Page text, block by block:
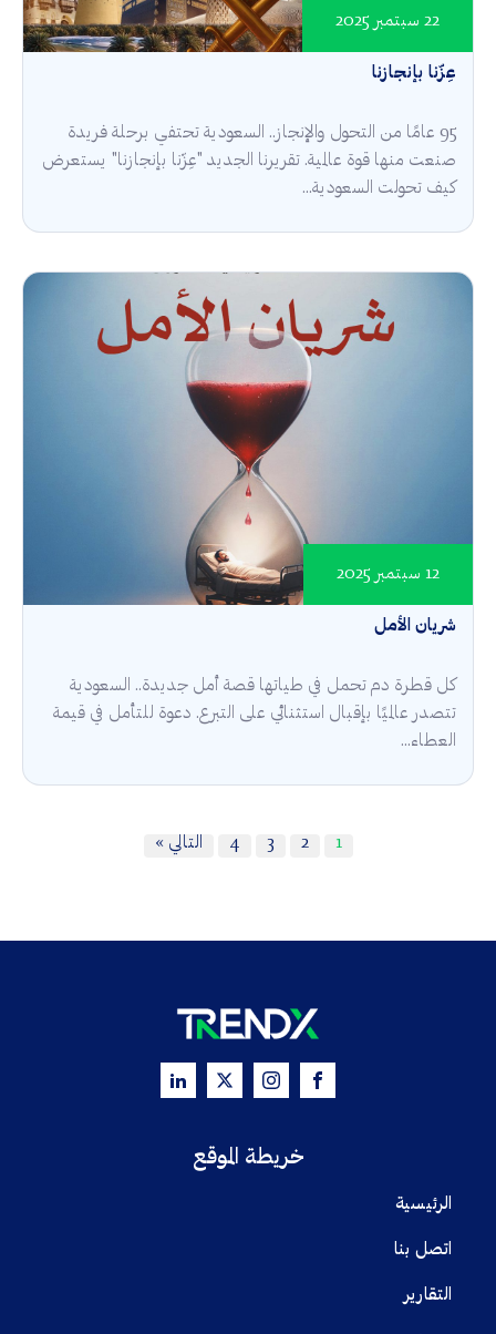
عِزّنا بإنجازنا
22 سبتمبر 2025
95 عامًا من التحول والإنجاز.. السعودية تحتفي برحلة فريدة
صنعت منها قوة عالمية. تقريرنا الجديد "عِزّنا بإنجازنا" يستعرض
كيف تحولت السعودية...
شريان الأمل
12 سبتمبر 2025
كل قطرة دم تحمل في طياتها قصة أمل جديدة.. السعودية
تتصدر عالميًا بإقبال استثنائي على التبرع. دعوة للتأمل في قيمة
العطاء...
1
2
3
4 التالي »
خريطة الموقع
الرئيسية
اتصل بنا
التقارير